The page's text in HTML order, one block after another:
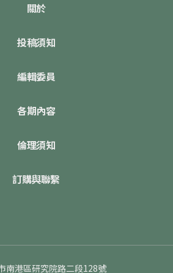
關於
投稿須知
編輯委員
各期內容
倫理須知
訂購與聯繫
南港區研究院路二段128號